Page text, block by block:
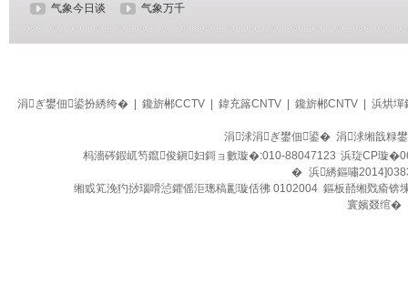
气象今日谈 气象万千
生活
涓ぎ鐢佃鍙扮綉绔� 鑱旂郴CCTV 鍏充簬CNTV 鑱旂郴CNTV 浜烘墠
涓浗涓ぎ鐢佃鍙� 涓浗缃戠粶
杩濇硶鍜屼笉鑹俊鎭妇鎶ョ數璇�:010-88047123 浜琁CP璇
� 浜綉鏂嘯
缃戜笂浼犳挱瑙嗗惉鑺傜洰璁稿彲璇佸彿 0102004 鏂板嚭缃戣瘉
寰嬪叕绾�